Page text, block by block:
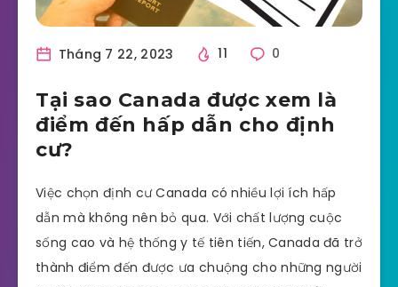
Tháng 7 22, 2023 11 0
Tại sao Canada được xem là
điểm đến hấp dẫn cho định
cư?
Việc chọn định cư Canada có nhiều lợi ích hấp
dẫn mà không nên bỏ qua. Với chất lượng cuộc
sống cao và hệ thống y tế tiên tiến, Canada đã trở
thành điểm đến được ưa chuộng cho những người